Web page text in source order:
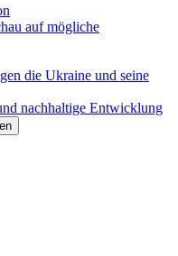
auf mögliche
die Ukraine und seine
nachhaltige Entwicklung